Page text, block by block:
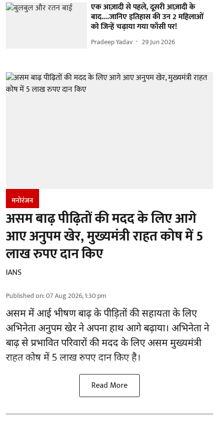
एक आज़ादी से पहले, दूसरी आज़ादी के
बाद....जानिए इतिहास की उन 2 महिलाओं
को जिन्हें चढ़ाया गया फाँसी पर!
Pradeep Yadav 29 Jun 2026
मनोरंजन
असम बाढ़ पीढ़ितों की मदद के लिए आगे
आए अनुपम खेर, मुख्यमंत्री राहत कोष में 5
लाख रुपए दान किए
IANS
Published on:07 Aug 2026, 1:30 pm
असम में आई भीषण बाढ़ केपीड़ितों की सहायताके लिए
अभिनेता अनुपम खेर ने अपना हाथ आगे बढ़ाया। अभिनेता ने
बाढ़ से प्रभावित परिवारों की मदद के लिए असम मुख्यमंत्री
राहत कोष में 5 लाख रुपए दान किए है।
Read More